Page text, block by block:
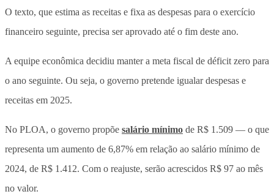
O texto, que estima as receitas e fixa as despesas para o exercício
financeiro seguinte, precisa ser aprovado até o fim deste ano.
A equipe econômica decidiu manter a meta fiscal de déficit zero para
o ano seguinte. Ou seja, o governo pretende igualar despesas e
receitas em 2025.
No PLOA, o governo propõe salário mínimo de R$ 1.509 — o que
representa um aumento de 6,87% em relação ao salário mínimo de
2024, de R$ 1.412. Com o reajuste, serão acrescidos R$ 97 ao mês
no valor.